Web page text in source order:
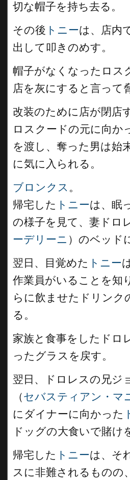
切な帽子を持ち去る。
その後 トニーは、店内
出して叩きのめす。
帽子がなくなったロス
店を灰にすると言って
改装のために店が閉店
ロスクードの元に向か
を渡し、奪った男は始
に気に入られる。
ブロンクス 。
帰宅した トニーは、眠
の様子を見て、妻ドロ
ーデリーニ ）のベッド
翌日、目覚めた トニー
作業員がいることを知
らに飲ませたドリンク
る。
家族と食事をしたドロ
ったグラスを戻す。
翌日、ドロレスの兄ジ
（セバスティアン・マ
にダイナーに向かった
ドッグの大食いで賭け
帰宅した トニーは、そ
スに非難されるものの